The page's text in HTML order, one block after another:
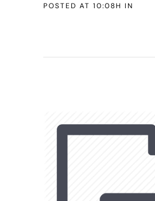
POSTED AT 10:08H IN